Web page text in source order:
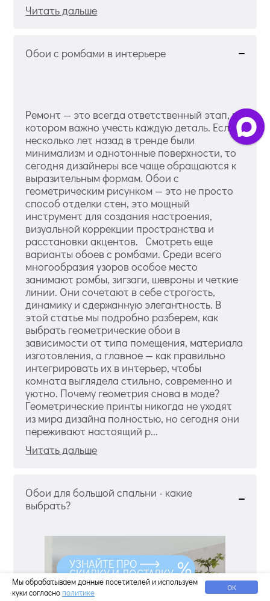
Читать дальше
Обои с ромбами в интерьере
Ремонт — это всегда ответственный этап, в
котором важно учесть каждую деталь. Если
несколько лет назад в тренде были
минимализм и однотонные поверхности, то
сегодня дизайнеры все чаще обращаются к
выразительным формам. Обои с
геометрическим рисунком — это не просто
способ отделки стен, это мощный
инструмент для создания настроения,
визуальной коррекции пространства и
расстановки акцентов. Смотреть еще
варианты обоев с ромбами. Среди всего
многообразия узоров особое место
занимают ромбы, зигзаги, шевроны и четкие
линии. Они сочетают в себе строгость,
динамику и сдержанную элегантность. В
этой статье мы подробно разберем, как
выбрать геометрические обои в
зависимости от типа помещения, материала
изготовления, а главное — как правильно
интегрировать их в интерьер, чтобы
комната выглядела стильно, современно и
уютно. Почему геометрия снова в моде?
Геометрические принты никогда не уходят
из мира дизайна полностью, но сегодня они
переживают настоящий р...
Читать дальше
Обои для большой спальни - какие
выбрать?
Мы обрабатываем данные посетителей и используем
куки согласно политике ОК
УЗНАЙТЕ ПРО
СКИДКУ И ДОСТАВКУ